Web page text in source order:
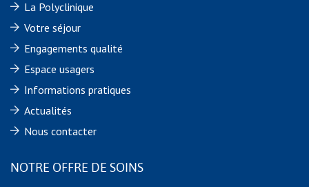
La Polyclinique
Votre séjour
Engagements qualité
Espace usagers
Informations pratiques
Actualités
Nous contacter
NOTRE OFFRE DE SOINS